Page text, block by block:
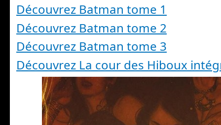
Découvrez Batman tome 1
Découvrez Batman tome 2
Découvrez Batman tome 3
Découvrez La cour des Hiboux